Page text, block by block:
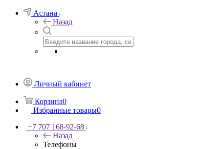
Астана
Назад
Личный кабинет
Корзина0
Избранные товары0
+7 707 168-92-68
Назад
Телефоны